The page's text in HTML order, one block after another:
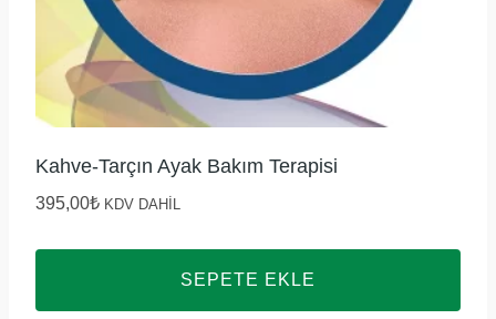
Kahve-Tarçın Ayak Bakım Terapisi
395,00₺ KDV DAHİL
SEPETE EKLE